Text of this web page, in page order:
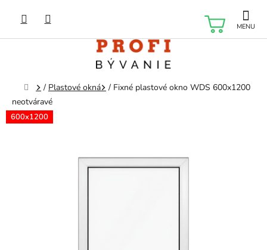
obsah
Domov
/ Plastové okná / Fixné plastové okno WDS 600x1200
neotváravé
600x1200